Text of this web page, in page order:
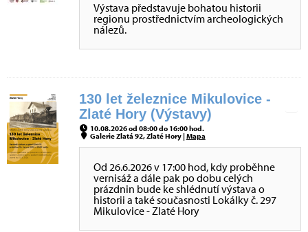
Výstava představuje bohatou historii
regionu prostřednictvím archeologických
nálezů.
130 let železnice Mikulovice -
Zlaté Hory (Výstavy)
10.08.2026 od 08:00 do 16:00 hod.
Galerie Zlatá 92, Zlaté Hory |Mapa
Od 26.6.2026 v 17:00 hod, kdy proběhne
vernisáž a dále pak po dobu celých
prázdnin bude ke shlédnutí výstava o
historii a také současnosti Lokálky č. 297
Mikulovice - Zlaté Hory